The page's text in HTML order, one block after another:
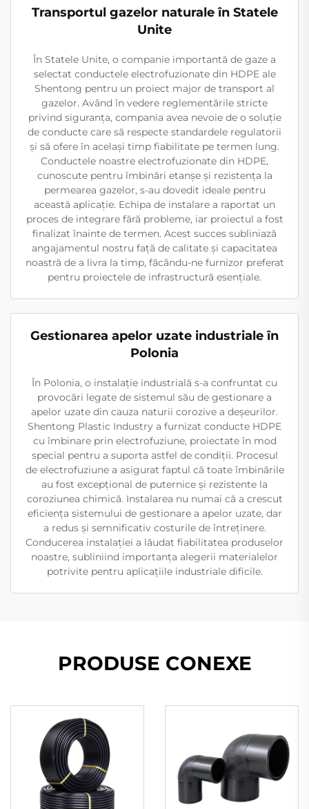
Transportul gazelor naturale în Statele
Unite
În Statele Unite, o companie importantă de gaze a
selectat conductele electrofuzionate din HDPE ale
Shentong pentru un proiect major de transport al
gazelor. Având în vedere reglementările stricte
privind siguranța, compania avea nevoie de o soluție
de conducte care să respecte standardele regulatorii
și să ofere în același timp fiabilitate pe termen lung.
Conductele noastre electrofuzionate din HDPE,
cunoscute pentru îmbinări etanșe și rezistența la
permearea gazelor, s-au dovedit ideale pentru
această aplicație. Echipa de instalare a raportat un
proces de integrare fără probleme, iar proiectul a fost
finalizat înainte de termen. Acest succes subliniază
angajamentul nostru față de calitate și capacitatea
noastră de a livra la timp, făcându-ne furnizor preferat
pentru proiectele de infrastructură esențiale.
Gestionarea apelor uzate industriale în
Polonia
În Polonia, o instalație industrială s-a confruntat cu
provocări legate de sistemul său de gestionare a
apelor uzate din cauza naturii corozive a deșeurilor.
Shentong Plastic Industry a furnizat conducte HDPE
cu îmbinare prin electrofuziune, proiectate în mod
special pentru a suporta astfel de condiții. Procesul
de electrofuziune a asigurat faptul că toate îmbinările
au fost excepțional de puternice și rezistente la
coroziunea chimică. Instalarea nu numai că a crescut
eficiența sistemului de gestionare a apelor uzate, dar
a redus și semnificativ costurile de întreținere.
Conducerea instalației a lăudat fiabilitatea produselor
noastre, subliniind importanța alegerii materialelor
potrivite pentru aplicațiile industriale dificile.
PRODUSE CONEXE